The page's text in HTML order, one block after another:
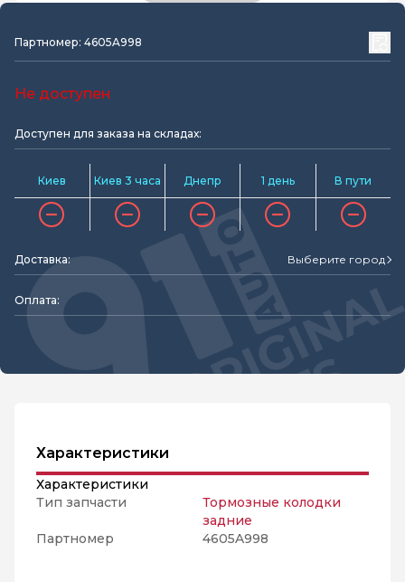
Партномер: 4605A998
Не доступен
Доступен для заказа на складах:
Киев Киев 3 часа Днепр 1 день В пути
Доставка: Выберите город
Оплата:
Характеристики
Характеристики
Тип запчасти
Тормозные колодки
задние
Партномер
4605A998